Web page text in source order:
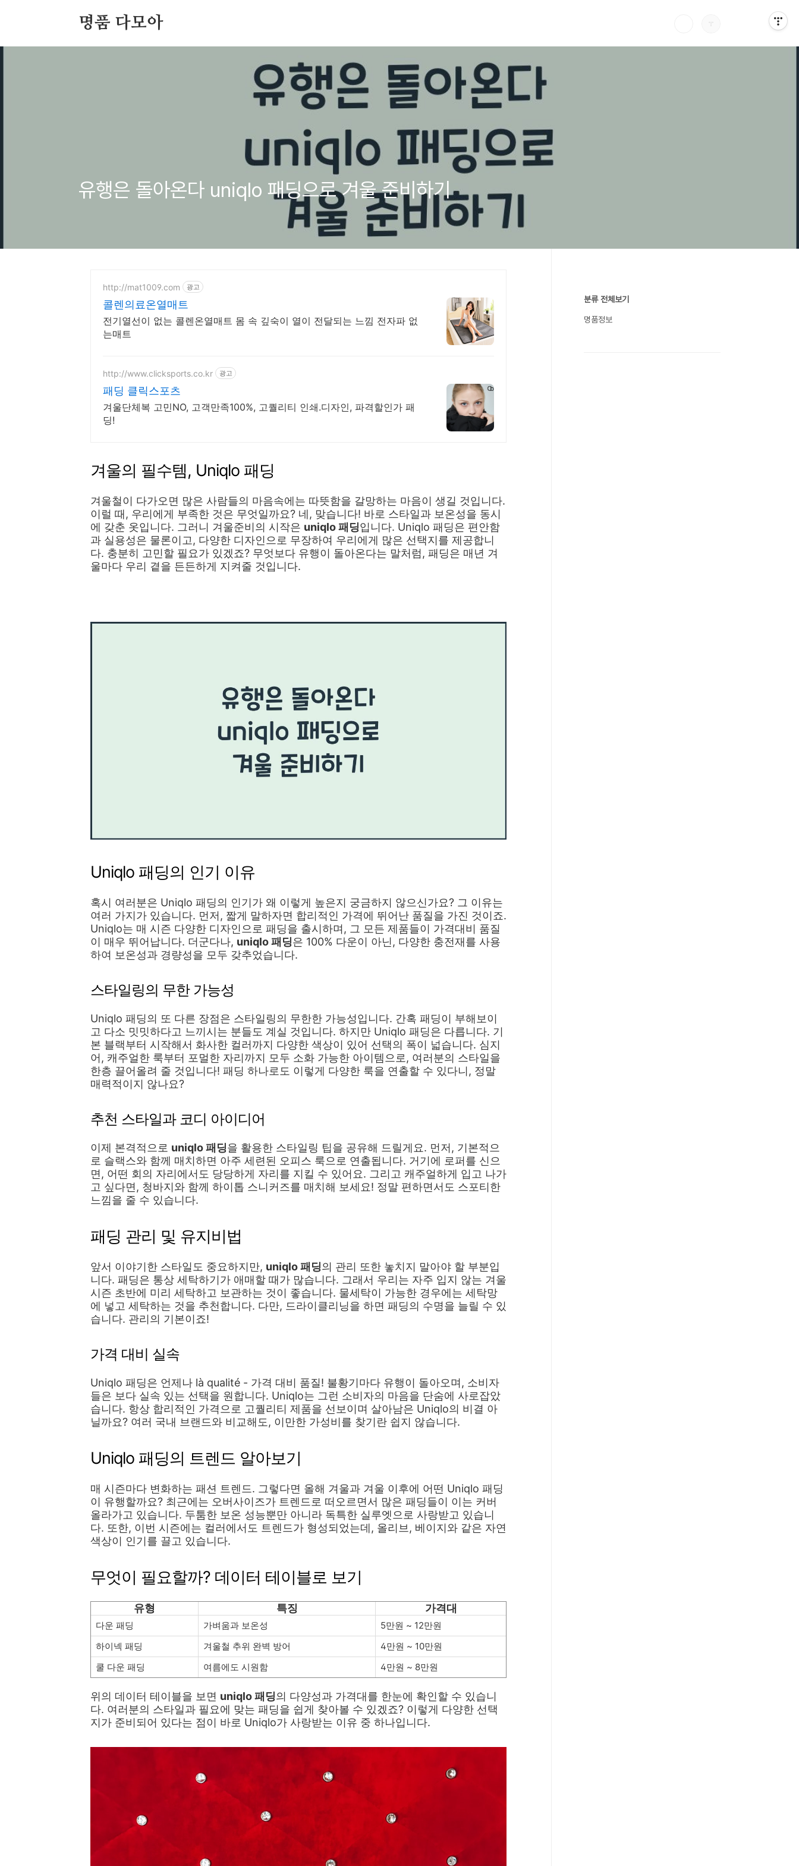
명품 다모아
유행은 돌아온다 uniqlo 패딩으로 겨울 준비하기
http://mat1009.com 광고
콜렌의료온열매트
전기열선이 없는 콜렌온열매트 몸 속 깊숙이 열이 전달되는 느낌 전자파 없
는매트
http://www.clicksports.co.kr 광고
패딩 클릭스포츠
겨울단체복 고민NO, 고객만족100%, 고퀄리티 인쇄.디자인, 파격할인가 패
딩!
겨울의 필수템, Uniqlo 패딩
겨울철이 다가오면 많은 사람들의 마음속에는 따뜻함을 갈망하는 마음이 생길 것입니다.
이럴 때, 우리에게 부족한 것은 무엇일까요? 네, 맞습니다! 바로 스타일과 보온성을 동시
에 갖춘 옷입니다. 그러니 겨울준비의 시작은 uniqlo 패딩입니다. Uniqlo 패딩은 편안함
과 실용성은 물론이고, 다양한 디자인으로 무장하여 우리에게 많은 선택지를 제공합니
다. 충분히 고민할 필요가 있겠죠? 무엇보다 유행이 돌아온다는 말처럼, 패딩은 매년 겨
울마다 우리 곁을 든든하게 지켜줄 것입니다.
Uniqlo 패딩의 인기 이유
혹시 여러분은 Uniqlo 패딩의 인기가 왜 이렇게 높은지 궁금하지 않으신가요? 그 이유는
여러 가지가 있습니다. 먼저, 짧게 말하자면 합리적인 가격에 뛰어난 품질을 가진 것이죠.
Uniqlo는 매 시즌 다양한 디자인으로 패딩을 출시하며, 그 모든 제품들이 가격대비 품질
이 매우 뛰어납니다. 더군다나, uniqlo 패딩은 100% 다운이 아닌, 다양한 충전재를 사용
하여 보온성과 경량성을 모두 갖추었습니다.
스타일링의 무한 가능성
Uniqlo 패딩의 또 다른 장점은 스타일링의 무한한 가능성입니다. 간혹 패딩이 부해보이
고 다소 밋밋하다고 느끼시는 분들도 계실 것입니다. 하지만 Uniqlo 패딩은 다릅니다. 기
본 블랙부터 시작해서 화사한 컬러까지 다양한 색상이 있어 선택의 폭이 넓습니다. 심지
어, 캐주얼한 룩부터 포멀한 자리까지 모두 소화 가능한 아이템으로, 여러분의 스타일을
한층 끌어올려 줄 것입니다! 패딩 하나로도 이렇게 다양한 룩을 연출할 수 있다니, 정말
매력적이지 않나요?
추천 스타일과 코디 아이디어
이제 본격적으로 uniqlo 패딩을 활용한 스타일링 팁을 공유해 드릴게요. 먼저, 기본적으
로 슬랙스와 함께 매치하면 아주 세련된 오피스 룩으로 연출됩니다. 거기에 로퍼를 신으
면, 어떤 회의 자리에서도 당당하게 자리를 지킬 수 있어요. 그리고 캐주얼하게 입고 나가
고 싶다면, 청바지와 함께 하이톱 스니커즈를 매치해 보세요! 정말 편하면서도 스포티한
느낌을 줄 수 있습니다.
패딩 관리 및 유지비법
앞서 이야기한 스타일도 중요하지만, uniqlo 패딩의 관리 또한 놓치지 말아야 할 부분입
니다. 패딩은 통상 세탁하기가 애매할 때가 많습니다. 그래서 우리는 자주 입지 않는 겨울
시즌 초반에 미리 세탁하고 보관하는 것이 좋습니다. 물세탁이 가능한 경우에는 세탁망
에 넣고 세탁하는 것을 추천합니다. 다만, 드라이클리닝을 하면 패딩의 수명을 늘릴 수 있
습니다. 관리의 기본이죠!
가격 대비 실속
Uniqlo 패딩은 언제나 là qualité - 가격 대비 품질! 불황기마다 유행이 돌아오며, 소비자
들은 보다 실속 있는 선택을 원합니다. Uniqlo는 그런 소비자의 마음을 단숨에 사로잡았
습니다. 항상 합리적인 가격으로 고퀄리티 제품을 선보이며 살아남은 Uniqlo의 비결 아
닐까요? 여러 국내 브랜드와 비교해도, 이만한 가성비를 찾기란 쉽지 않습니다.
Uniqlo 패딩의 트렌드 알아보기
매 시즌마다 변화하는 패션 트렌드. 그렇다면 올해 겨울과 겨울 이후에 어떤 Uniqlo 패딩
이 유행할까요? 최근에는 오버사이즈가 트렌드로 떠오르면서 많은 패딩들이 이는 커버
올라가고 있습니다. 두툼한 보온 성능뿐만 아니라 독특한 실루엣으로 사랑받고 있습니
다. 또한, 이번 시즌에는 컬러에서도 트렌드가 형성되었는데, 올리브, 베이지와 같은 자연
색상이 인기를 끌고 있습니다.
무엇이 필요할까? 데이터 테이블로 보기
유형 특징 가격대
다운 패딩 가벼움과 보온성
5만원 ~ 12만원
하이넥 패딩
겨울철 추위 완벽 방어
4만원 ~ 10만원
쿨 다운 패딩
여름에도 시원함 4만원 ~ 8만원
위의 데이터 테이블을 보면 uniqlo 패딩의 다양성과 가격대를 한눈에 확인할 수 있습니
다. 여러분의 스타일과 필요에 맞는 패딩을 쉽게 찾아볼 수 있겠죠? 이렇게 다양한 선택
지가 준비되어 있다는 점이 바로 Uniqlo가 사랑받는 이유 중 하나입니다.
분류 전체보기
명품정보